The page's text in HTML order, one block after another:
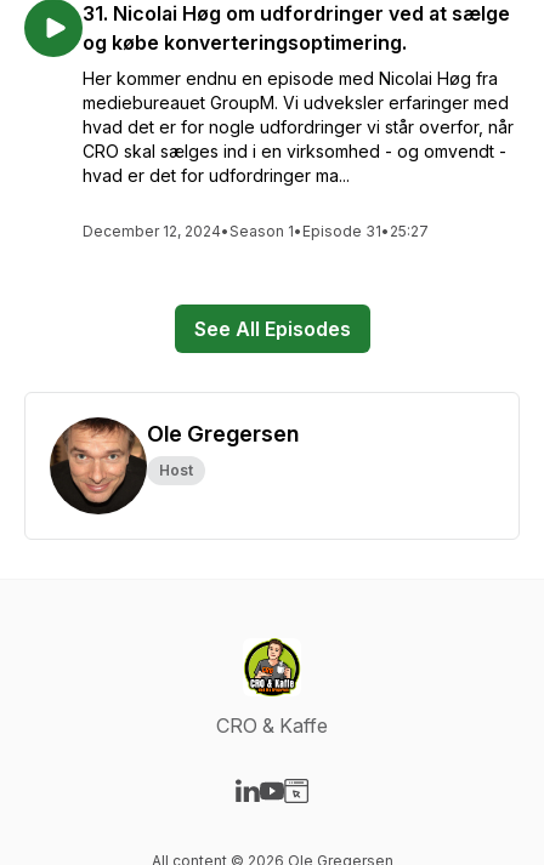
31. Nicolai Høg om udfordringer ved at sælge
og købe konverteringsoptimering.
Her kommer endnu en episode med Nicolai Høg fra
mediebureauet GroupM. Vi udveksler erfaringer med
hvad det er for nogle udfordringer vi står overfor, når
CRO skal sælges ind i en virksomhed - og omvendt -
hvad er det for udfordringer ma...
December 12, 2024•Season 1• Episode 31• 25:27
See All Episodes
Ole Gregersen
Host
CRO & Kaffe
All content © 2026 Ole Gregersen